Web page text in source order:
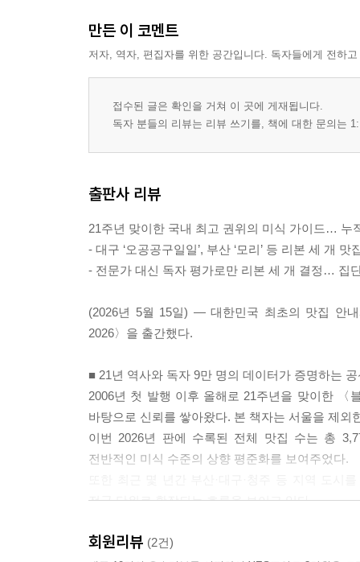
만든 이 코멘트
저자, 역자, 편집자를 위한 공간입니다. 독자들에게 전하
접수된 글은 확인을 거쳐 이 곳에 게재됩니다.
독자 분들의 리뷰는 리뷰 쓰기를, 책에 대한 문의는
출판사 리뷰
21주년 맞이한 국내 최고 권위의 미식 가이드… 누
- 대구 ‘오공공구일일’, 부산 ‘모리’ 등 리본 세 개 맛
- 전문가 대신 독자 평가로만 리본 세 개 결정… 집
(2026년 5월 15일) — 대한민국 최초의 맛집 안
2026〉을 출간했다.
■ 21년 역사와 독자 9만 명의 데이터가 증명하는
2006년 첫 발행 이후 올해로 21주년을 맞이한 〈
바탕으로 신뢰를 쌓아왔다. 본 책자는 서울을 제
이번 2026년 판에 수록된 전체 맛집 수는 총
전반적인 미식 수준의 상향 평준화를 보여주었다.
전국 단위로 확장되는 흐름을 보이고 있다.
■ 리본 세 개 맛집의 세대교체… 부산·대구 등 지역
회원리뷰 (2건)